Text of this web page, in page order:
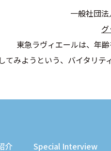
一般社団
東急ラヴィエールは、年
てみようという、バイタリ
介 Special Interview